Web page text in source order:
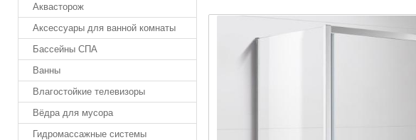
Аквасторож
Аксессуары для ванной комнаты
Бассейны СПА
Ванны
Влагостойкие телевизоры
Вёдра для мусора
Гидромассажные системы